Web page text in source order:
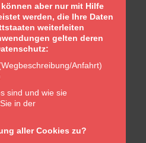
aber nur mit Hilfe
werden, die Ihre Daten
weiterleiten
gelten deren
Anfahrt)
sind und wie sie
in der
aller Cookies zu?